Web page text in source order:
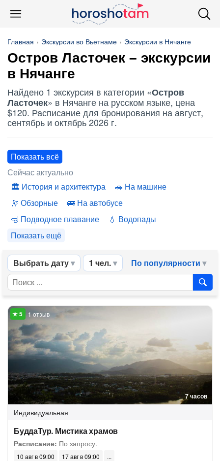
Главная Экскурсии во Вьетнаме Экскурсии в Нячанге
Остров Ласточек – экскурсии
в Нячанге
Найдено 1 экскурсия в категории «Остров
Ласточек» в Нячанге на русском языке, цена
$120. Расписание для бронирования на август,
сентябрь и октябрь 2026 г.
Показать всё
Сейчас актуально
История и архитектура
На машине
Обзорные
На автобусе
Подводное плавание
Водопады
Показать ещё
Выбрать дату 1 чел. По популярности
7 часов
1 отзыв
Индивидуальная
БуддаТур. Мистика храмов
Расписание: По запросу.
10 авг в 09:00 17 авг в 09:00